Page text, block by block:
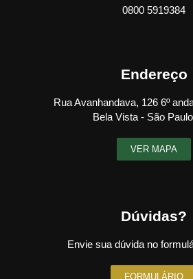
0800 5919384
Endereço
Rua Avanhandava, 126 6º
Bela Vista - São
VER MAPA
Dúvidas?
Envie sua dúvida no
FORMULÁRIO